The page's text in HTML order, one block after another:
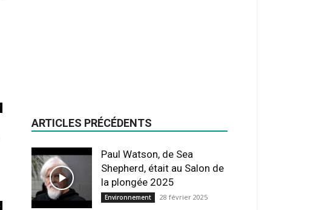
ARTICLES PRÉCÉDENTS
Paul Watson, de Sea
Shepherd, était au Salon de
la plongée 2025
Environnement 28 février 2025